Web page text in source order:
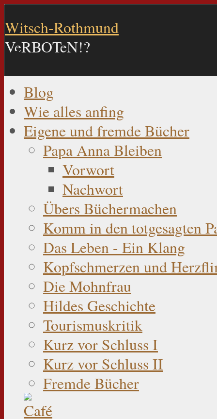
Witsch-Rothmund
VeRBOTeN!?
Blog
Wie alles anfing
Eigene und fremde Bücher
Papa Anna Bleiben
Vorwort
Nachwort
Übers Büchermachen
Komm in den totgesagten
Das Leben - Ein Klang
Kopfschmerzen und
Die Mohnfrau
Hildes Geschichte
Tourismuskritik
Kurz vor Schluss I
Kurz vor Schluss II
Fremde Bücher